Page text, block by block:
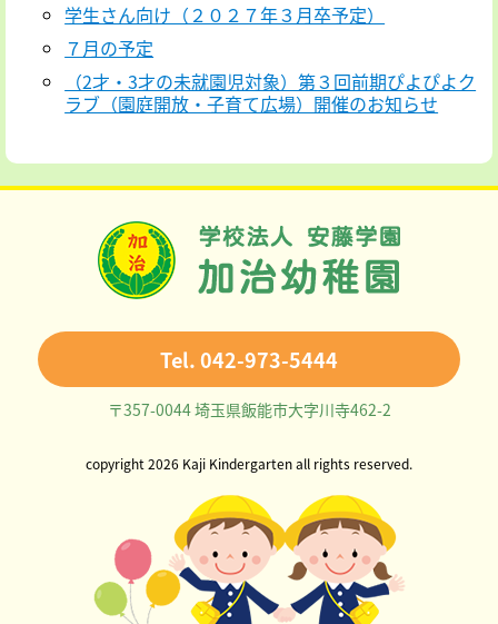
学生さん向け（２０２７年３月卒予定）
７月の予定
（2才・3才の未就園児対象）第３回前期ぴよぴよク
ラブ（園庭開放・子育て広場）開催のお知らせ
Tel. 042-973-5444
〒357-0044 埼玉県飯能市大字川寺462-2
copyright 2026 Kaji Kindergarten all rights reserved.